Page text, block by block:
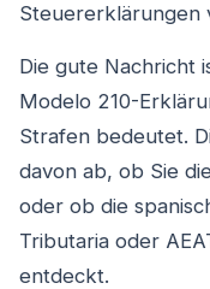
Steuererklärungen
Die gute Nachricht
Modelo 210-
Strafen bedeutet.
davon ab, ob Sie
oder ob die
Tributaria oder
entdeckt.